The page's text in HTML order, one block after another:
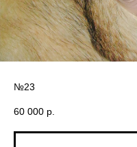
№23
60 000 р.